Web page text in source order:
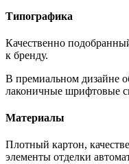
Типографика
Качественно
к бренду.
В премиальном дизайне
лаконичные шрифтовые
Материалы
Плотный картон,
элементы отделки